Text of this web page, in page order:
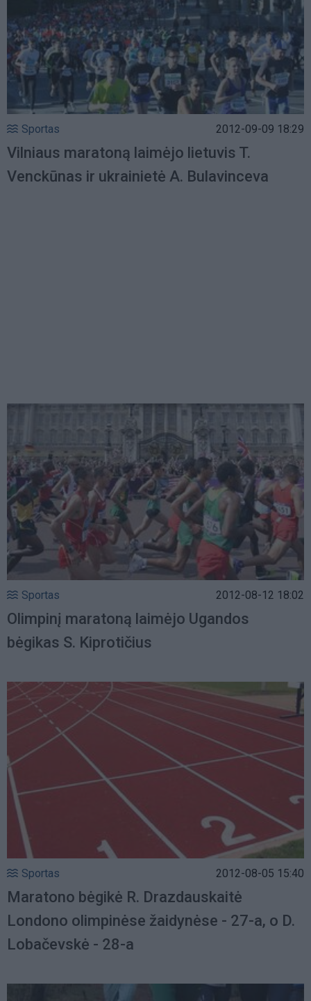
Sportas 2012-09-09 18:29
Vilniaus maratoną laimėjo lietuvis T.
Venckūnas ir ukrainietė A. Bulavinceva
Sportas 2012-08-12 18:02
Olimpinį maratoną laimėjo Ugandos
bėgikas S. Kiprotičius
Sportas 2012-08-05 15:40
Maratono bėgikė R. Drazdauskaitė
Londono olimpinėse žaidynėse - 27-a, o D.
Lobačevskė - 28-a